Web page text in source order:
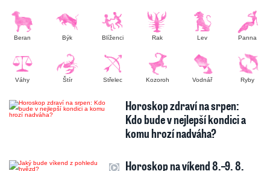
Beran Býk Blíženci Rak Lev Panna
Váhy Štír Střelec Kozoroh Vodnář Ryby
Horoskop zdraví na srpen:
Kdo bude v nejlepší kondici a
komu hrozí nadváha?
Horoskop na víkend 8.–9. 8.